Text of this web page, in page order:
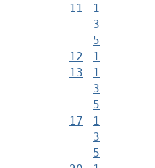
11
1
3
5
12
1
13
1
3
5
17
1
3
5